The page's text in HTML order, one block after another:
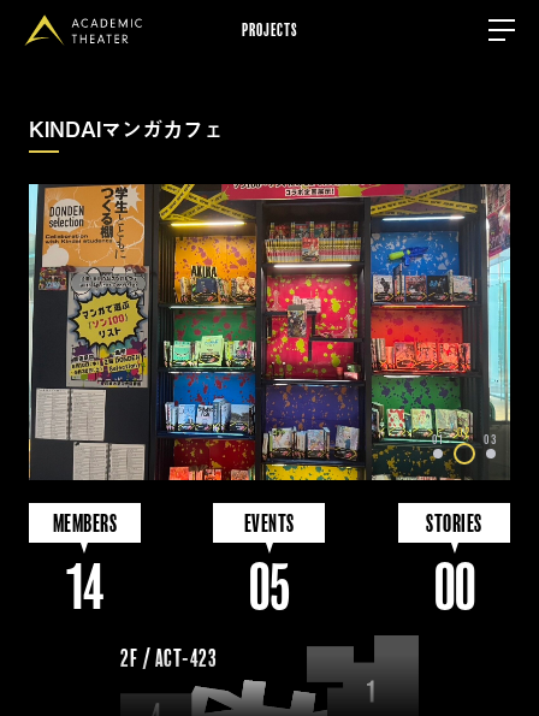
PROJECTS
KINDAIマンガカフェ
01 02 03
MEMBERS
14
EVENTS
05
STORIES
00
2F / ACT-423